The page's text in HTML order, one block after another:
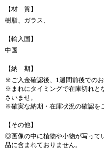
【材 質】
樹脂、ガラス、
【輸入国】
中国
【納 期】
※ご入金確認後、1週間前後でのお
※まれにタイミングで在庫切れと
さいませ。
※確実な納期・在庫状況の確認を
【その他】
◎画像の中に植物や小物が写って
品に含まれておりません。